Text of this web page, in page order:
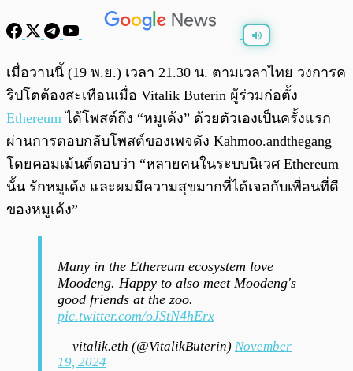
พร้อมเล่น 0:00
เมื่อวานนี้ (19 พ.ย.) เวลา 21.30 น. ตามเวลาไทย วงการค
ริปโตต้องสะเทือนเมื่อ Vitalik Buterin ผู้ร่วมก่อตั้ง
Ethereum ได้โพสต์ถึง “หมูเด้ง” ด้วยตัวเองเป็นครั้งแรก
ผ่านการตอบกลับโพสต์ของเพจดัง Kahmoo.andthegang
โดยคอมเม้นต์ตอบว่า “หลายคนในระบบนิเวศ Ethereum
นั้น รักหมูเด้ง และผมมีความสุขมากที่ได้เจอกับเพื่อนที่ดี
ของหมูเด้ง”
Many in the Ethereum ecosystem love
Moodeng. Happy to also meet Moodeng's
good friends at the zoo.
pic.twitter.com/oJStN4hErx
— vitalik.eth (@VitalikButerin) November
19, 2024